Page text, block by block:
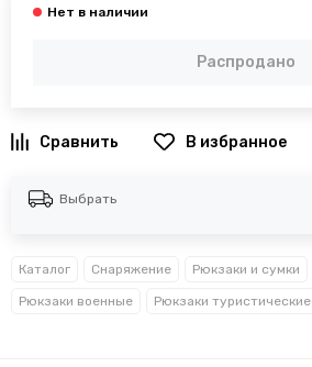
Распродано
В избранное
Выбрать
Каталог Снаряжение Рюкзаки и сумки
Рюкзаки военные Рюкзаки туристические